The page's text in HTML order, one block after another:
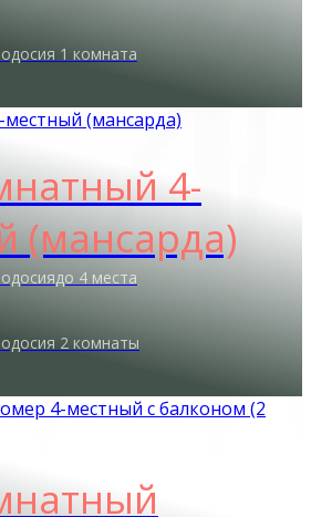
1 комната
4-
(мансарда)
до 4 места
2 комнаты